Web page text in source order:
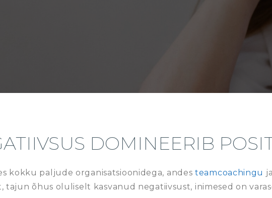
DOMINEERIB
kokku paljude organisatsioonidega, andesteamcoachingu ja
tajun õhus oluliselt kasvanud negatiivsust, inimesed on